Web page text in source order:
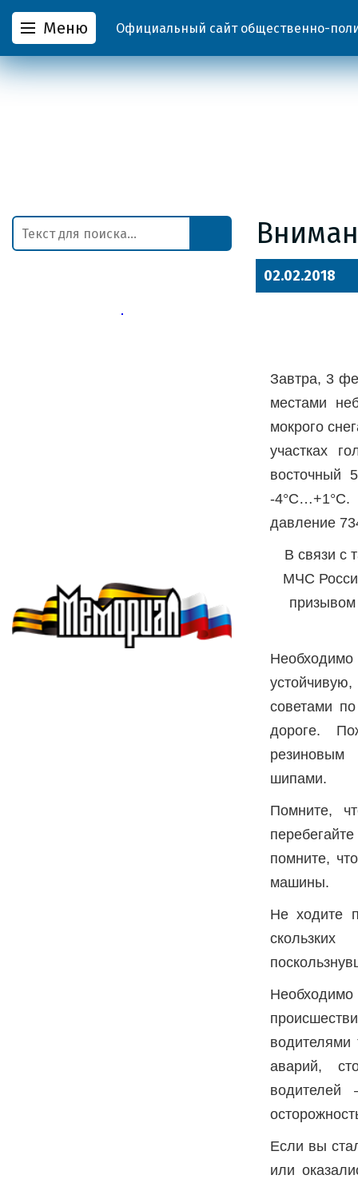
Меню Официальный сайт общественно-
02.02.2018
Завтра, 3
местами
мокрого
участках
восточный
-
давление
В связи с
МЧС
Необходимо
советами
дороге.
резиновым
шипами.
Помните,
помните,
машины.
Не ходите
водителями
аварий,
водителей
Если вы
или